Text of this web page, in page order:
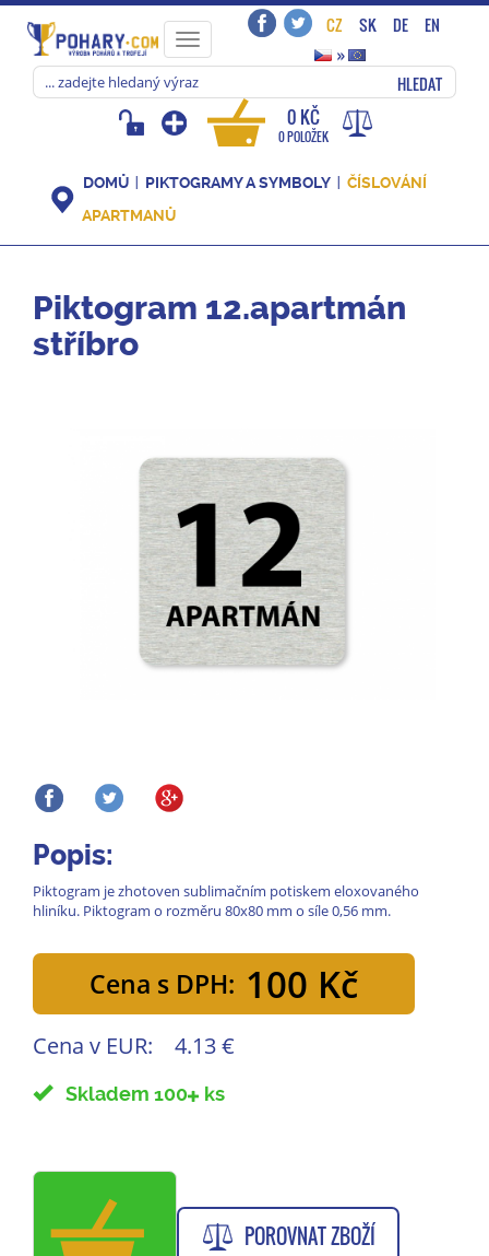
Toggle
navigation
CZ SK DE
EN
»
HLEDAT
0 KČ
0 POLOŽEK
DOMŮ PIKTOGRAMY A SYMBOLY
ČÍSLOVÁNÍ
APARTMANŮ
Piktogram 12.apartmán
stříbro
Popis:
Piktogram je zhotoven sublimačním potiskem eloxovaného
hliníku. Piktogram o rozměru 80x80 mm o síle 0,56 mm.
Cena s DPH: 100 Kč
Cena v EUR: 4.13 €
Skladem 100 ks
POROVNAT ZBOŽÍ